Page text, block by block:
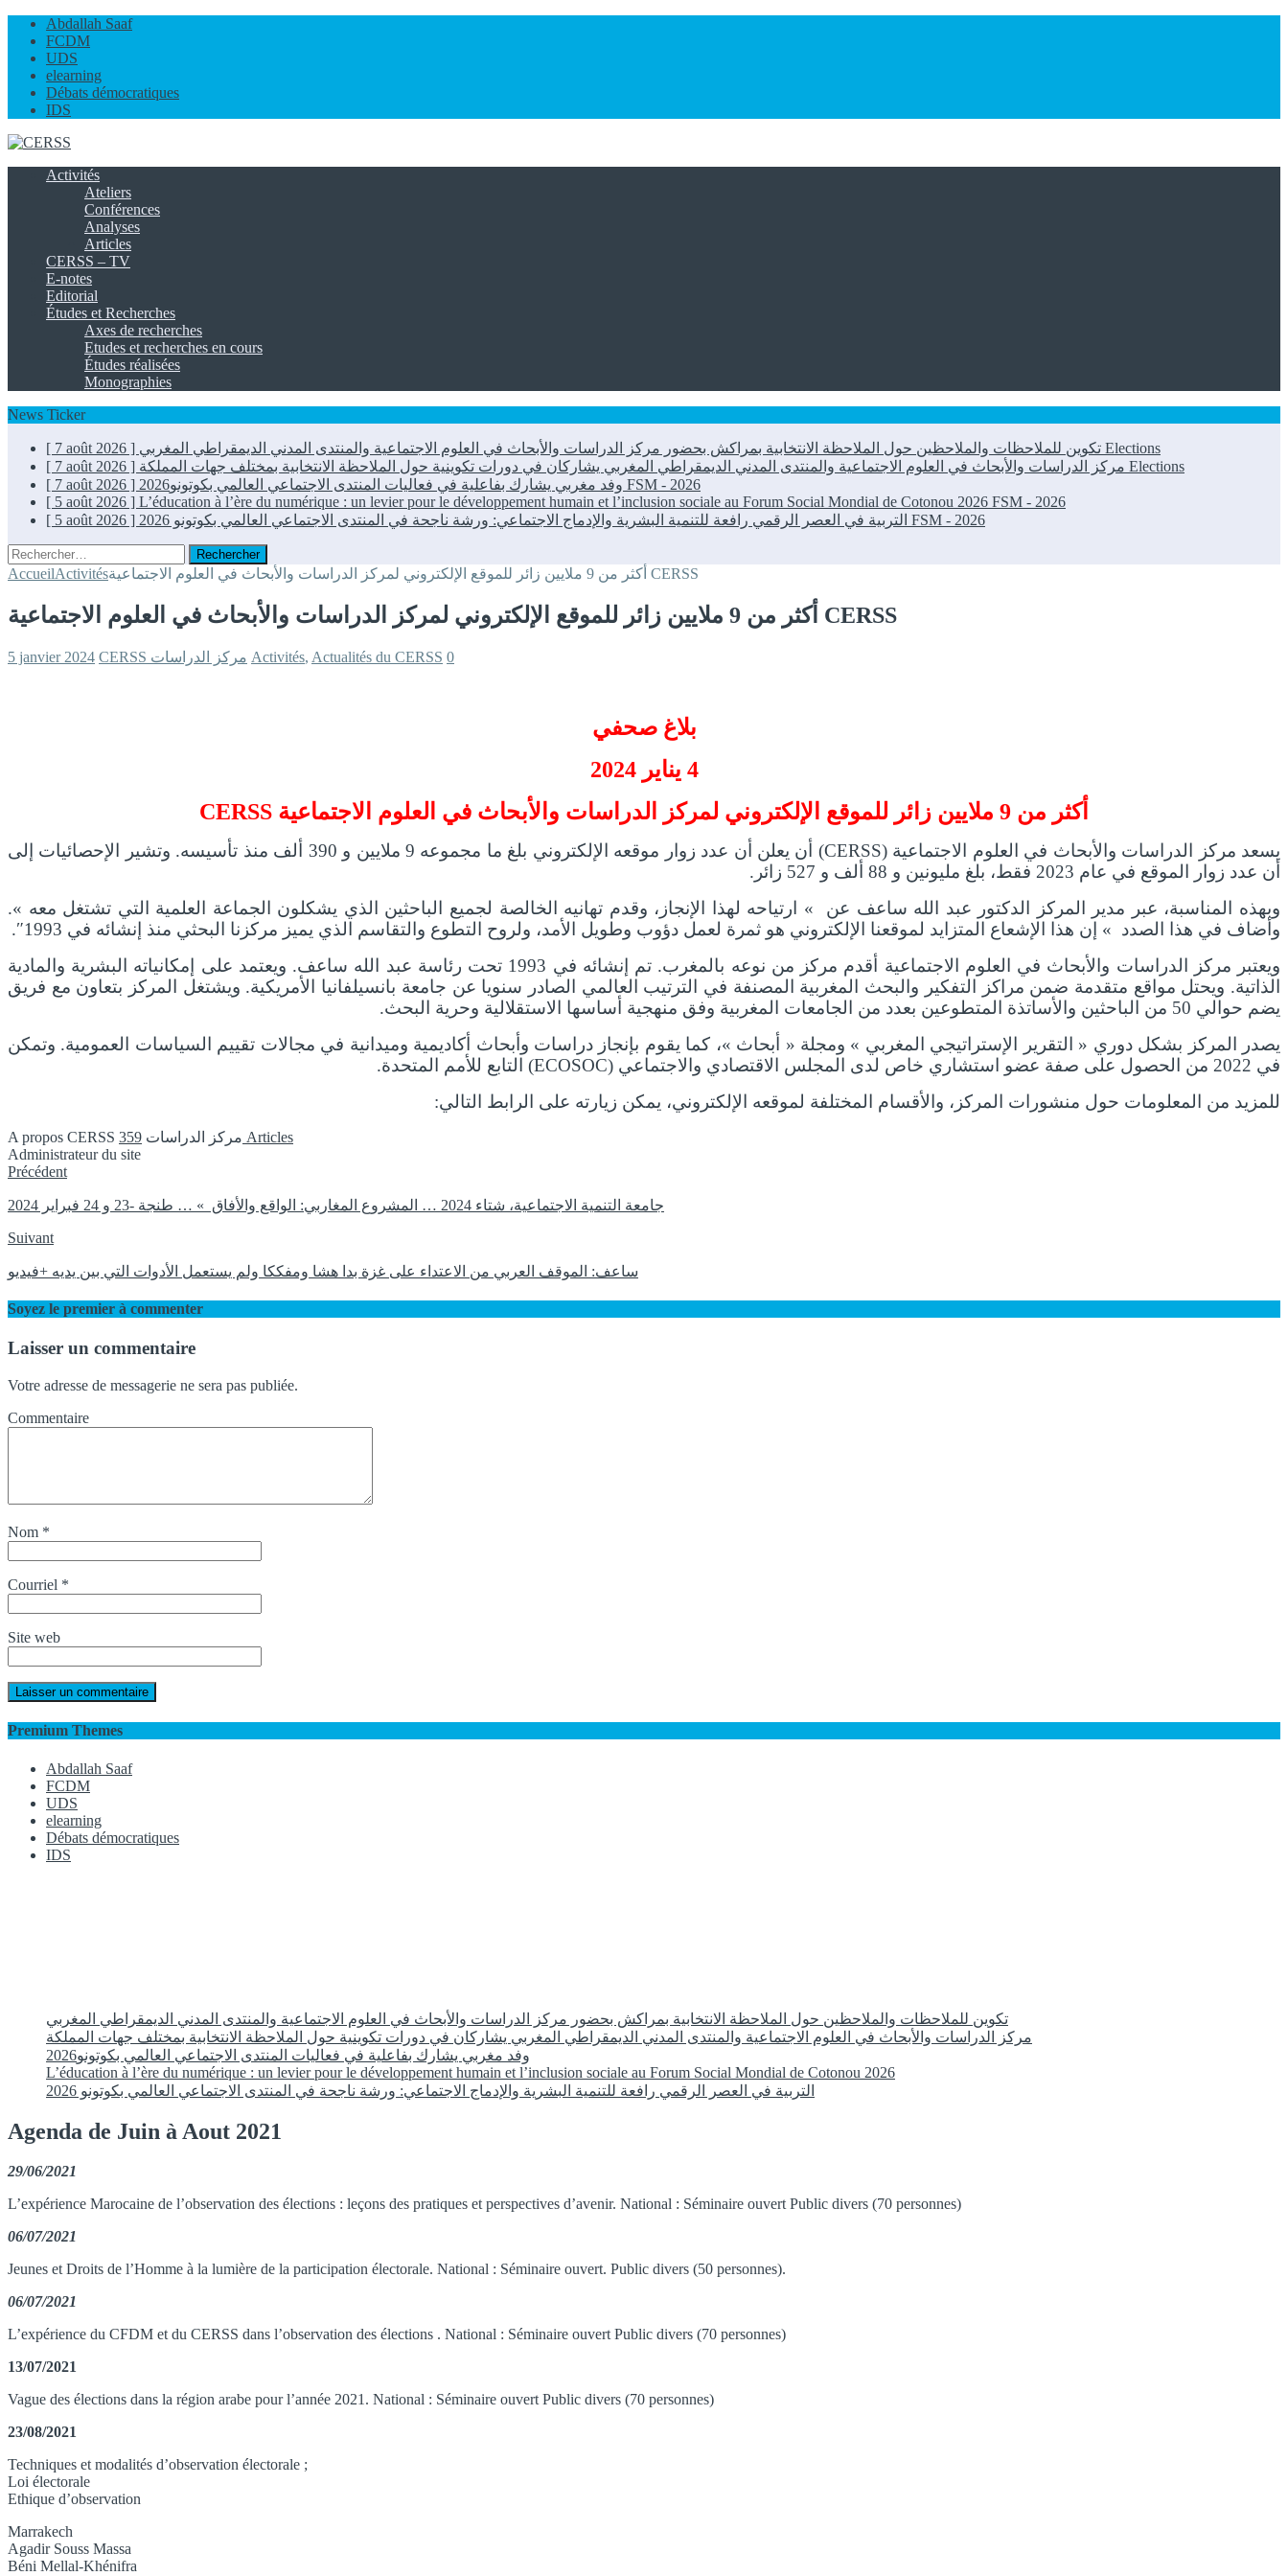
Abdallah Saaf
FCDM
UDS
elearning
Débats démocratiques
IDS
Activités
Ateliers
Conférences
Analyses
Articles
CERSS – TV
E-notes
Editorial
Études et Recherches
Axes de recherches
Etudes et recherches en cours
Études réalisées
Monographies
News Ticker
[ 7 août 2026 ]
Elections
[ 7 août 2026 ]
Elections
[ 7 août 2026 ]
FSM - 2026
[ 5 août 2026 ] L’éducation à l’ère du numérique : un levier pour le développement humain et l’inclusion sociale au Forum Social Mondial de Cotonou 2026 FSM - 2026
[ 5 août 2026 ]
FSM - 2026
Rechercher :
AccueilActivités أكثر من 9 ملايين زائر للموقع الإلكتروني لمركز الدراسات والأبحاث في العلوم الاجتماعية CERSS
أكثر من 9 ملايين زائر للموقع الإلكتروني لمركز الدراسات والأبحاث في العلوم الاجتماعية CERSS
5 janvier 2024 CERSS مركز الدراسات Activités, Actualités du CERSS 0
بلاغ صحفي
4 يناير 2024
أكثر من 9 ملايين زائر للموقع الإلكتروني لمركز الدراسات والأبحاث في العلوم الاجتماعية
CERSS
يسعد مركز الدراسات والأبحاث في العلوم الاجتماعية (CERSS) أن يعلن أن عدد زوار موقعه الإلكتروني بلغ ما مجموعه 9 ملايين و 390 ألف منذ تأسيسه. وتشير الإحصائيات إلى
أن عدد زوار الموقع في عام 2023 فقط، بلغ مليونين و 88 ألف و 527 زائر.
وبهذه المناسبة، عبر مدير المركز الدكتور عبد الله ساعف عن » ارتياحه لهذا الإنجاز، وقدم تهانيه الخالصة لجميع الباحثين الذي يشكلون الجماعة العلمية التي تشتغل معه ».
وأضاف في هذا الصدد » إن هذا الإشعاع المتزايد لموقعنا الإلكتروني هو ثمرة لعمل دؤوب وطويل الأمد، ولروح التطوع والتقاسم الذي يميز مركزنا البحثي منذ إنشائه في 1993″.
ويعتبر مركز الدراسات والأبحاث في العلوم الاجتماعية أقدم مركز من نوعه بالمغرب. تم إنشائه في 1993 تحت رئاسة عبد الله ساعف. ويعتمد على إمكانياته البشرية والمادية
الذاتية. ويحتل مواقع متقدمة ضمن مراكز التفكير والبحث المغربية المصنفة في الترتيب العالمي الصادر سنويا عن جامعة بانسيلفانيا الأمريكية. ويشتغل المركز بتعاون مع فريق
يضم حوالي 50 من الباحثين والأساتذة المتطوعين بعدد من الجامعات المغربية وفق منهجية أساسها الاستقلالية وحرية البحث.
يصدر المركز بشكل دوري « التقرير الإستراتيجي المغربي » ومجلة « أبحاث »، كما يقوم بإنجاز دراسات وأبحاث أكاديمية وميدانية في مجالات تقييم السياسات العمومية. وتمكن
في 2022 من الحصول على صفة عضو استشاري خاص لدى المجلس الاقتصادي والاجتماعي (ECOSOC) التابع للأمم المتحدة.
للمزيد من المعلومات حول منشورات المركز، والأقسام المختلفة لموقعه الإلكتروني، يمكن زيارته على الرابط التالي:
A propos CERSS مركز الدراسات 359 Articles
Administrateur du site
Instagram
Précédent
جامعة التنمية الاجتماعية، شتاء 2024 … المشروع المغاربي: الواقع والأفاق » … طنجة -23 و 24 فبراير 2024
Suivant
ساعف: الموقف العربي من الاعتداء على غزة بدا هشا ومفككا ولم يستعمل الأدوات التي بين يديه +فيديو
Soyez le premier à commenter
Laisser un commentaire
Votre adresse de messagerie ne sera pas publiée.
Commentaire
Nom *
Courriel *
Site web
Premium Themes
Abdallah Saaf
FCDM
UDS
elearning
Débats démocratiques
IDS
تكوين للملاحظات والملاحظين حول الملاحظة الانتخابية بمراكش بحضور مركز الدراسات والأبحاث في العلوم الاجتماعية والمنتدى المدني الديمقراطي المغربي
مركز الدراسات والأبحاث في العلوم الاجتماعية والمنتدى المدني الديمقراطي المغربي يشاركان في دورات تكوينية حول الملاحظة الانتخابية بمختلف جهات المملكة
2026وفد مغربي يشارك بفاعلية في فعاليات المنتدى الاجتماعي العالمي بكوتونو
L’éducation à l’ère du numérique : un levier pour le développement humain et l’inclusion sociale au Forum Social Mondial de Cotonou 2026
التربية في العصر الرقمي رافعة للتنمية البشرية والإدماج الاجتماعي: ورشة ناجحة في المنتدى الاجتماعي العالمي بكوتونو 2026
Agenda de Juin à Aout 2021
29/06/2021
L’expérience Marocaine de l’observation des élections : leçons des pratiques et perspectives d’avenir. National : Séminaire ouvert Public divers (70 personnes)
06/07/2021
Jeunes et Droits de l’Homme à la lumière de la participation électorale. National : Séminaire ouvert. Public divers (50 personnes).
06/07/2021
L’expérience du CFDM et du CERSS dans l’observation des élections . National : Séminaire ouvert Public divers (70 personnes)
13/07/2021
Vague des élections dans la région arabe pour l’année 2021. National : Séminaire ouvert Public divers (70 personnes)
23/08/2021
Techniques et modalités d’observation électorale ;
Loi électorale
Ethique d’observation
Marrakech
Agadir Souss Massa
Béni Mellal-Khénifra